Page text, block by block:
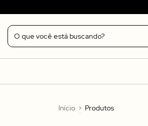
Início > Produtos